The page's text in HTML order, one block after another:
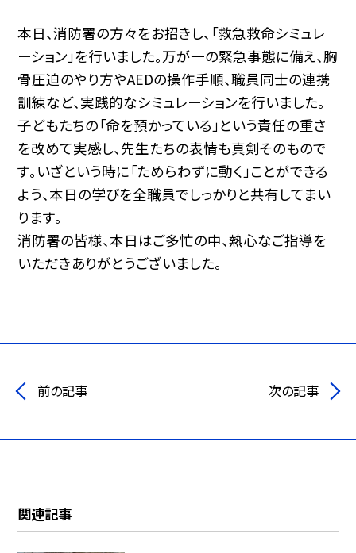
本日、消防署の方々をお招きし、「救急救命シミュレ
ーション」を行いました。万が一の緊急事態に備え、胸
骨圧迫のやり方やAEDの操作手順、職員同士の連携
訓練など、実践的なシミュレーションを行いました。
子どもたちの「命を預かっている」という責任の重さ
を改めて実感し、先生たちの表情も真剣そのもので
す。いざという時に「ためらわずに動く」ことができる
よう、本日の学びを全職員でしっかりと共有してまい
ります。
消防署の皆様、本日はご多忙の中、熱心なご指導を
いただきありがとうございました。
前の記事 次の記事
関連記事